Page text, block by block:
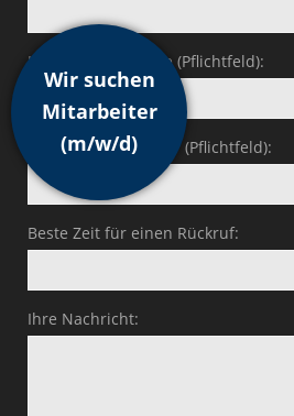
Wir suchen
Mitarbeiter
(m/w/d)
Ihre E-Mail-Adresse (Pflichtfeld):
Ihre Telefonnummer (Pflichtfeld):
Beste Zeit für einen Rückruf:
Ihre Nachricht: